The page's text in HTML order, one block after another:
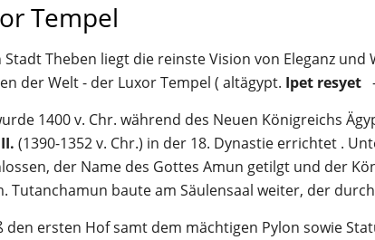
Tempel
Stadt Theben liegt die reinste Vision von Eleganz
der Welt - der Luxor Tempel ( altägypt. Ipet resyet
1400 v. Chr. während des Neuen Königreichs
(1390-1352 v. Chr.) in der 18. Dynastie errichtet .
der Name des Gottes Amun getilgt und der
Tutanchamun baute am Säulensaal weiter, der
den ersten Hof samt dem mächtigen Pylon sowie